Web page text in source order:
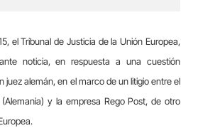
el Tribunal de Justicia de la Unión Europea,
noticia, en respuesta a una cuestión
juez alemán, en el marco de un litigio entre el
y la empresa Rego Post, de otro